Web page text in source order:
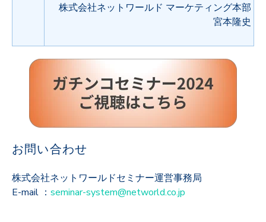
株式会社ネットワールド マーケティング本部
宮本隆史
お問い合わせ
株式会社ネットワールドセミナー運営事務局
E-mail ： seminar-system@networld.co.jp